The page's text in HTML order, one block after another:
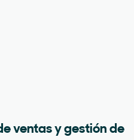
ventas y gestión de